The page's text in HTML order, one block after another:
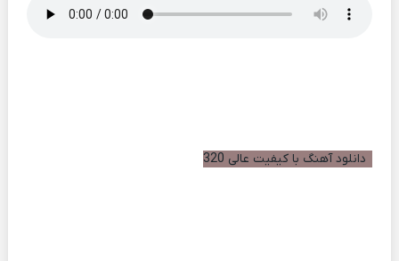
دانلود آهنگ با کیفیت عالی 320